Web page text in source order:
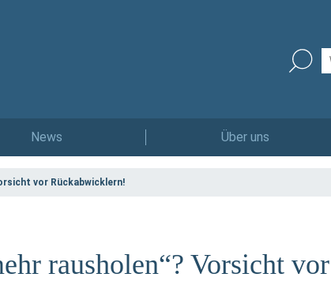
News Über uns
vor Rückabwicklern!
rausholen“? Vorsicht vor